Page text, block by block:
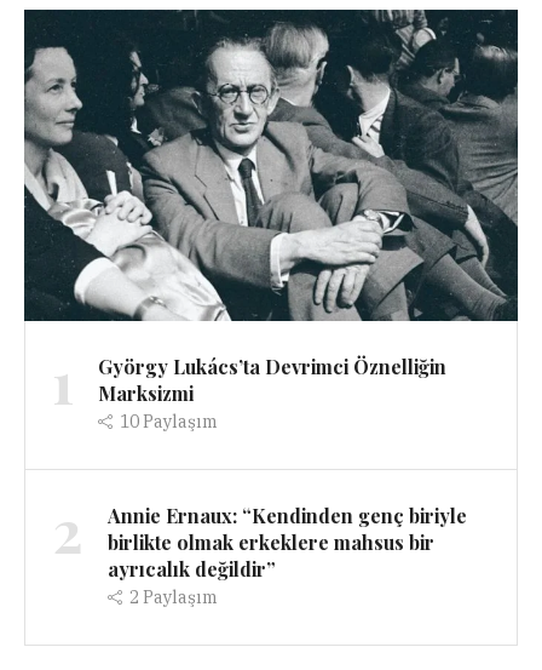
1
György Lukács’ta Devrimci Öznelliğin
Marksizmi
10Paylaşım
2
Annie Ernaux: “Kendinden genç biriyle
birlikte olmak erkeklere mahsus bir
ayrıcalık değildir”
2 Paylaşım